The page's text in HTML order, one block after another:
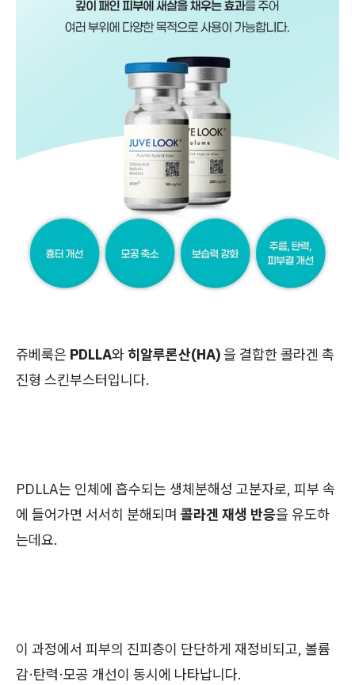
쥬베룩은 PDLLA와히알루론산(HA)을 결합한 콜라겐 촉
진형 스킨부스터입니다.
PDLLA는 인체에 흡수되는 생체분해성 고분자로, 피부 속
에 들어가면 서서히 분해되며 콜라겐 재생 반응을 유도하
는데요.
이 과정에서 피부의 진피층이 단단하게 재정비되고, 볼륨
감·탄력·모공 개선이 동시에 나타납니다.